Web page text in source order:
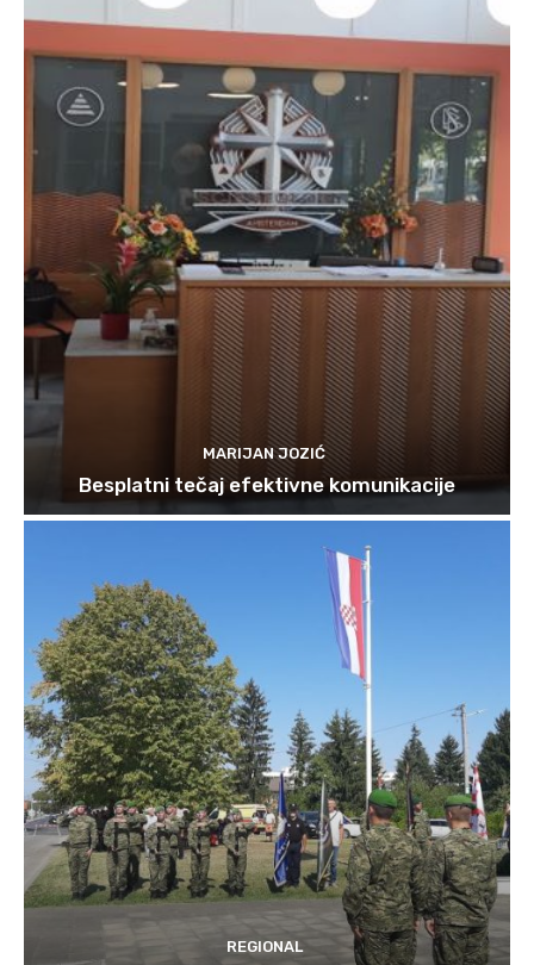
MARIJAN JOZIĆ
Besplatni tečaj efektivne komunikacije
REGIONAL